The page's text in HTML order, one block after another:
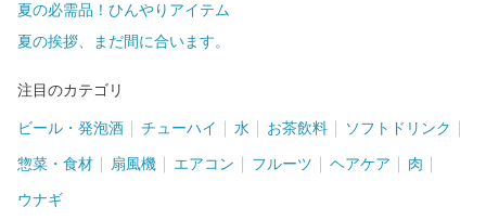
夏の必需品！ひんやりアイテム
夏の挨拶、まだ間に合います。
注目のカテゴリ
ビール・発泡酒 チューハイ 水 お茶飲料 ソフトドリンク
惣菜・食材 扇風機 エアコン フルーツ ヘアケア 肉
ウナギ